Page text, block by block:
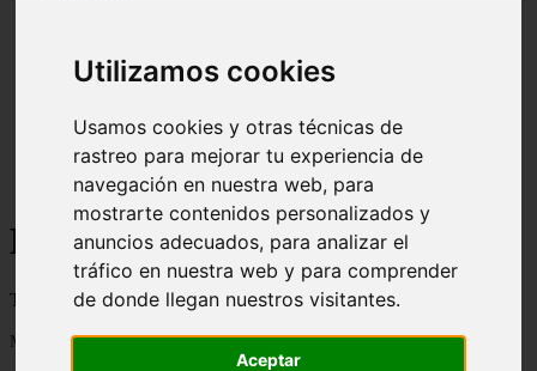
Utilizamos cookies
Usamos cookies y otras técnicas de
rastreo para mejorar tu experiencia de
navegación en nuestra web, para
mostrarte contenidos personalizados y
anuncios adecuados, para analizar el
tráfico en nuestra web y para comprender
de donde llegan nuestros visitantes.
Aceptar
canal tv
novedades
tablon de anuncios
uncategorized
zona pro
Blog sobre gatos - Página 104
Todo sobre gatos, nombres de gatos y razas de gatos
Mostrando 2473 - 2496 de 2799 artículos